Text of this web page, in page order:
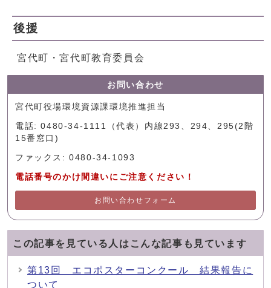
後援
宮代町・宮代町教育委員会
お問い合わせ
宮代町役場環境資源課環境推進担当
電話: 0480-34-1111（代表）内線293、294、295(2階
15番窓口)
ファックス: 0480-34-1093
電話番号のかけ間違いにご注意ください！
お問い合わせフォーム
この記事を見ている人はこんな記事も見ています
第13回 エコポスターコンクール 結果報告に
ついて